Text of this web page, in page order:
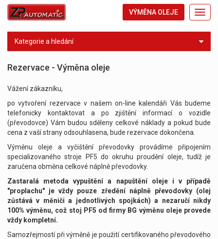
VÝMĚNA OLEJE
Kategorie a hledání
Rezervace - Výměna oleje
Vážení zákazníku,
po vytvoření rezervace v našem on-line kalendáři Vás budeme
telefonicky kontaktovat a po zjištění informací o vozidle
(převodovce) Vám budou sděleny celkové náklady a pokud bude
cena z vaší strany odsouhlasena, bude rezervace dokončena.
Výměnu oleje a vyčištění převodovky provádíme připojením
specializovaného stroje PF5 do okruhu proudění oleje, tudíž je
zaručena obměna celkové náplně převodovky.
Zastaralá metoda vypuštění a napuštění oleje i v případě
"proplachu" je vždy pouze zředění náplně převodovky (olej
zůstává v měniči a jednotlivých spojkách) a nezaručí nikdy
100% výměnu, což stoj PF5 od firmy BG výměnu oleje provede
vždy kompletní.
Samozřejmostí při výměně je použití certifikovaného převodového